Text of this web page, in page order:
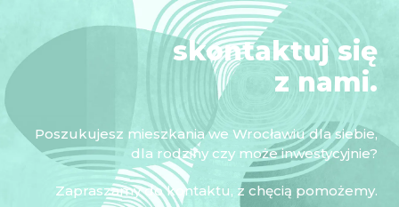
skontaktuj się
z nami.
Poszukujesz mieszkania we Wrocławiu dla siebie,
dla rodziny czy może inwestycyjnie?
Zapraszamy do kontaktu, z chęcią pomożemy.